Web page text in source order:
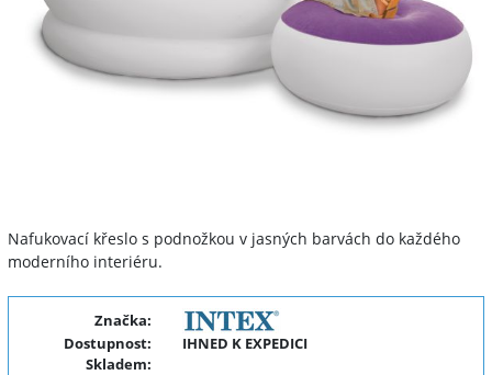
Nafukovací křeslo s podnožkou v jasných barvách do každého
moderního interiéru.
Značka:
Dostupnost:
IHNED K EXPEDICI
Skladem: